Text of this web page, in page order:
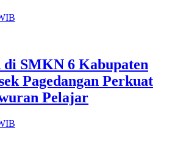
SMKN 6 Kabupaten
Pagedangan Perkuat
Pelajar